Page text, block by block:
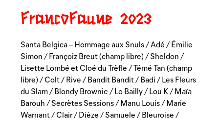
FrancoFaune 2023
Santa Belgica – Hommage aux Snuls / Adé / Émilie
Simon / Françoiz Breut (champ libre) / Sheldon /
Lisette Lombé et Cloé du Trèfle / Témé Tan (champ
libre) / Colt / Rive / Bandit Bandit / Badi / Les Fleurs
du Slam / Blondy Brownie / Lo Bailly / Lou K / Maïa
Barouh / Secrètes Sessions / Manu Louis / Marie
Warnant / Clair / Dièze / Samuele / Bleuroise /